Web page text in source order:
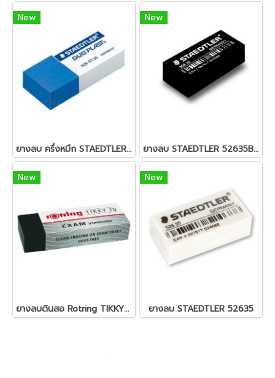
New
ยางลบ ครึ่งหมึก STAEDTLER 526 BT30
New
ยางลบ STAEDTLER 52635B สีดำ
New
ยางลบดินสอ Rotring TIKKY20EXAM
New
ยางลบ STAEDTLER 52635